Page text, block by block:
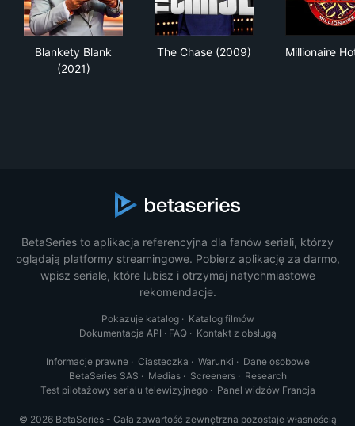
Blankety Blank
(2021)
The Chase (2009) Millionaire
BetaSeries to aplikacja referencyjna dla fanów seriali, którzy
oglądają platformy streamingowe. Pobierz aplikację za darmo,
wpisz seriale, które lubisz i otrzymaj natychmiastowe
rekomendacje.
Pokazuje katalog· Katalog filmów
Dokumentacja API · FAQ· Kontakt z obsługą
Informacje prawne· Ciasteczka · Warunki · Dane osobowe
BetaSeries SAS · Medias· Screeners· Research
Test pilotażowy serialu telewizyjnego· Panel widzów Francja
© 2026 BetaSeries - Cała zawartość zewnętrzna pozostaje własnością